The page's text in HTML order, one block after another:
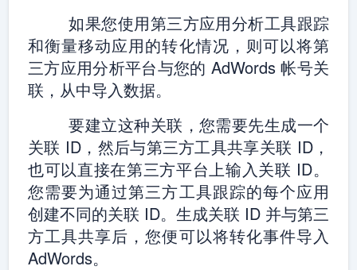
如果您使用第三方应用分析工具跟踪
和衡量移动应用的转化情况，则可以将第
三方应用分析平台与您的 AdWords 帐号关
联，从中导入数据。
要建立这种关联，您需要先生成一个
关联 ID，然后与第三方工具共享关联 ID，
也可以直接在第三方平台上输入关联 ID。
您需要为通过第三方工具跟踪的每个应用
创建不同的关联 ID。生成关联 ID 并与第三
方工具共享后，您便可以将转化事件导入
AdWords。